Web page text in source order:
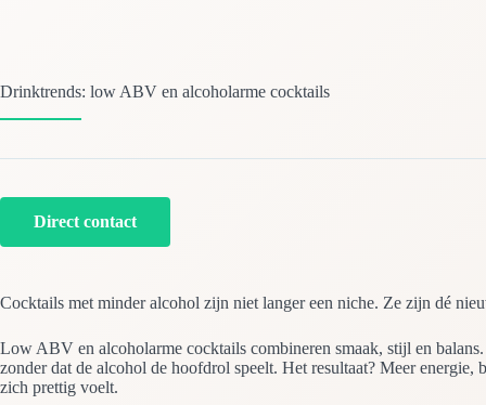
Drinktrends: low ABV en alcoholarme cocktails
Direct contact
Cocktails met minder alcohol zijn niet langer een niche. Ze zijn dé
Low ABV en alcoholarme cocktails combineren smaak, stijl en
zonder dat de alcohol de hoofdrol speelt. Het resultaat? Meer energie,
zich prettig voelt.